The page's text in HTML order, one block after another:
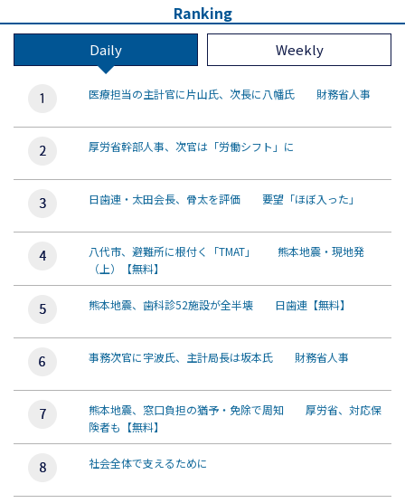
Ranking
Daily Weekly
医療担当の主計官に片山氏、次長に八幡氏 財務省人事
厚労省幹部人事、次官は「労働シフト」に
日歯連・太田会長、骨太を評価 要望「ほぼ入った」
八代市、避難所に根付く「TMAT」 熊本地震・現地発
（上）【無料】
熊本地震、歯科診52施設が全半壊 日歯連【無料】
事務次官に宇波氏、主計局長は坂本氏 財務省人事
熊本地震、窓口負担の猶予・免除で周知 厚労省、対応保
険者も【無料】
社会全体で支えるために